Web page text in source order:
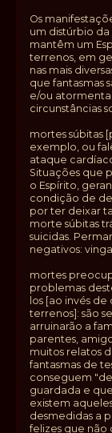
Os
um distúrbio
mantêm um
terrenos, em
nas mais
que fantasmas
e/ou
circunstâncias
mortes súbitas
exemplo, ou
ataque
Situações que
o Espírito,
condição de
por ter deixar
morte súbitas
suicidas.
negativos:
mortes
problemas
los [ao invés
terrenos]: são
arruinarão a
parentes,
muitos relatos
fantasmas de
conseguem
guardada e
existem
desmedidas a
felizes que não